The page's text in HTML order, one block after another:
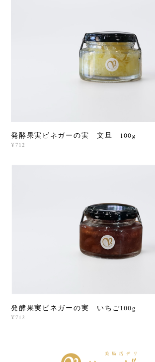
発酵果実ビネガーの実 文旦 100g
¥712
発酵果実ビネガーの実 いちご100g
¥712